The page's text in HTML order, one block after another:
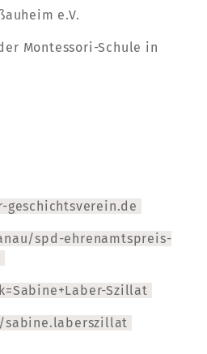
e.V.
Montessori-Schule in
geschichtsverein.de
spd-ehrenamtspreis-
Szillat
sabine.laberszillat